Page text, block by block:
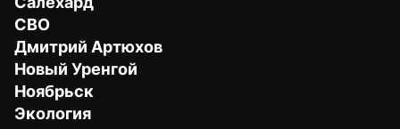
СВО
Дмитрий Артюхов
Новый Уренгой
Ноябрьск
Экология